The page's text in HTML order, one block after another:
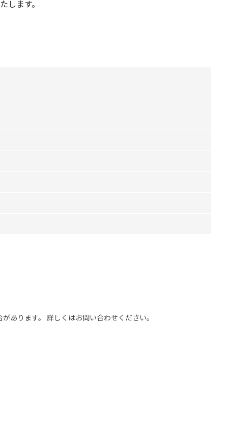
ます。
あります。 詳しくはお問い合わせください。